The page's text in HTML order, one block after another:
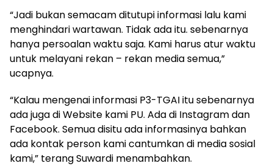
“Jadi bukan semacam ditutupi informasi lalu kami
menghindari wartawan. Tidak ada itu. sebenarnya
hanya persoalan waktu saja. Kami harus atur waktu
untuk melayani rekan – rekan media semua,”
ucapnya.
“Kalau mengenai informasi P3-TGAI itu sebenarnya
ada juga di Website kami PU. Ada di Instagram dan
Facebook. Semua disitu ada informasinya bahkan
ada kontak person kami cantumkan di media sosial
kami,” terang Suwardi menambahkan.